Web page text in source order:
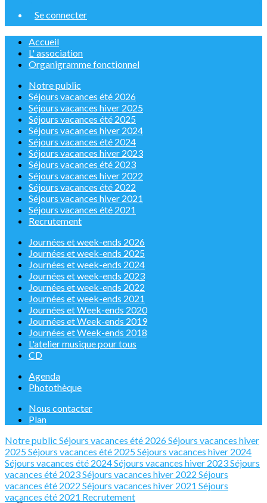
Se connecter
Accueil
L' association
Organigramme fonctionnel
Notre public
Séjours vacances été 2026
Séjours vacances hiver 2025
Séjours vacances été 2025
Séjours vacances hiver 2024
Séjours vacances été 2024
Séjours vacances hiver 2023
Séjours vacances été 2023
Séjours vacances hiver 2022
Séjours vacances été 2022
Séjours vacances hiver 2021
Séjours vacances été 2021
Recrutement
Journées et week-ends 2026
Journées et week-ends 2025
Journées et week-ends 2024
Journées et week-ends 2023
Journées et week-ends 2022
Journées et week-ends 2021
Journées et Week-ends 2020
Journées et Week-ends 2019
Journées et Week-ends 2018
L'atelier musique pour tous
CD
Agenda
Photothèque
Nous contacter
Plan
Notre public Séjours vacances été 2026Séjours vacances hiver
2025Séjours vacances été 2025Séjours vacances hiver 2024
Séjours vacances été 2024Séjours vacances hiver 2023Séjours
vacances été 2023Séjours vacances hiver 2022 Séjours
vacances été 2022 Séjours vacances hiver 2021 Séjours
vacances été 2021 Recrutement